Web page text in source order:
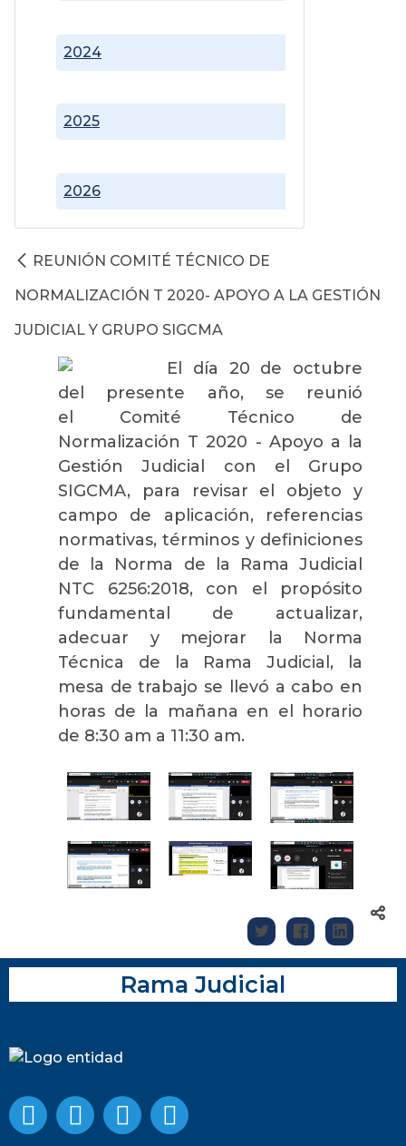
2024
2025
2026
REUNIÓN COMITÉ TÉCNICO DE
NORMALIZACIÓN T 2020- APOYO A LA GESTIÓN
JUDICIAL Y GRUPO SIGCMA
El día 20 de octubre
del presente año, se reunió
el Comité Técnico de
Normalización T 2020 - Apoyo a la
Gestión Judicial con el Grupo
SIGCMA, para revisar el objeto y
campo de aplicación, referencias
normativas, términos y definiciones
de la Norma de la Rama Judicial
NTC 6256:2018, con el propósito
fundamental de actualizar,
adecuar y mejorar la Norma
Técnica de la Rama Judicial, la
mesa de trabajo se llevó a cabo en
horas de la mañana en el horario
de 8:30 am a 11:30 am.
Rama Judicial